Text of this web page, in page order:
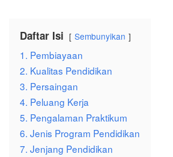
Daftar Isi Sembunyikan
1. Pembiayaan
2. Kualitas Pendidikan
3. Persaingan
4. Peluang Kerja
5. Pengalaman Praktikum
6. Jenis Program Pendidikan
7. Jenjang Pendidikan